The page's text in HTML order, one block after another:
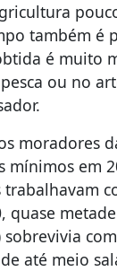
também é
é muito
ou no
moradores
mínimos em
trabalhavam
quase
sobrevivia
até meio